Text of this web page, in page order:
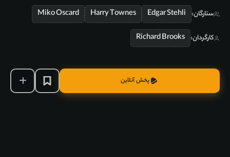
ستارگان: Edgar Stehli
Harry Townes
Miko Oscard
کارگردان: Richard Brooks
پخش آنلاین